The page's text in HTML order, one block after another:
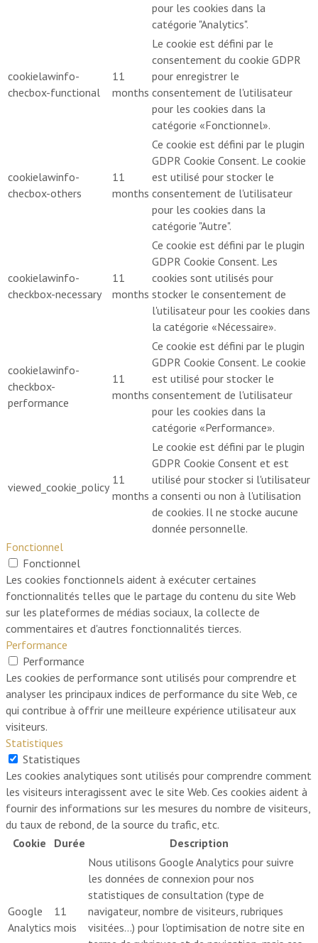
pour les cookies dans la
catégorie "Analytics".
cookielawinfo-
checbox-functional
11
months
Le cookie est défini par le
consentement du cookie GDPR
pour enregistrer le
consentement de l'utilisateur
pour les cookies dans la
catégorie «Fonctionnel».
cookielawinfo-
checbox-others
11
months
Ce cookie est défini par le plugin
GDPR Cookie Consent. Le cookie
est utilisé pour stocker le
consentement de l'utilisateur
pour les cookies dans la
catégorie "Autre".
cookielawinfo-
checkbox-necessary
11
months
Ce cookie est défini par le plugin
GDPR Cookie Consent. Les
cookies sont utilisés pour
stocker le consentement de
l'utilisateur pour les cookies dans
la catégorie «Nécessaire».
cookielawinfo-
checkbox-
performance
11
months
Ce cookie est défini par le plugin
GDPR Cookie Consent. Le cookie
est utilisé pour stocker le
consentement de l'utilisateur
pour les cookies dans la
catégorie «Performance».
viewed_cookie_policy
11
months
Le cookie est défini par le plugin
GDPR Cookie Consent et est
utilisé pour stocker si l'utilisateur
a consenti ou non à l'utilisation
de cookies. Il ne stocke aucune
donnée personnelle.
Fonctionnel
Fonctionnel
Les cookies fonctionnels aident à exécuter certaines
fonctionnalités telles que le partage du contenu du site Web
sur les plateformes de médias sociaux, la collecte de
commentaires et d'autres fonctionnalités tierces.
Performance
Performance
Les cookies de performance sont utilisés pour comprendre et
analyser les principaux indices de performance du site Web, ce
qui contribue à offrir une meilleure expérience utilisateur aux
visiteurs.
Statistiques
Statistiques
Les cookies analytiques sont utilisés pour comprendre comment
les visiteurs interagissent avec le site Web. Ces cookies aident à
fournir des informations sur les mesures du nombre de visiteurs,
du taux de rebond, de la source du trafic, etc.
Cookie
Durée Description
Google
Analytics
11
mois
Nous utilisons Google Analytics pour suivre
les données de connexion pour nos
statistiques de consultation (type de
navigateur, nombre de visiteurs, rubriques
visitées…) pour l’optimisation de notre site en